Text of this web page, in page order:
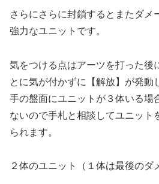
さらにさらに封鎖するとまたダメ
強力なユニットです。
気をつける点はアーツを打った後
とに気が付かずに【解放】が発動
手の盤面にユニットが３体いる
ないので手札と相談してユニット
られます。
２体のユニット（１体は最後のダ